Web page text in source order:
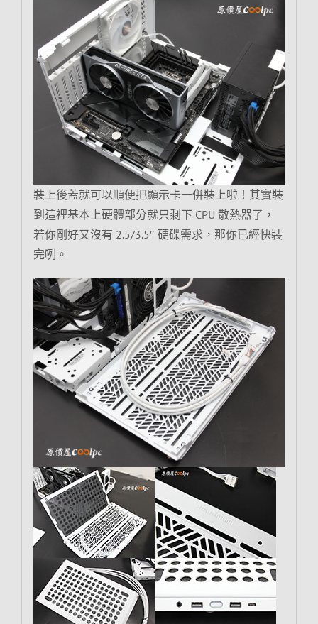
裝上後蓋就可以順便把顯示卡一併裝上啦！其實裝
到這裡基本上硬體部分就只剩下 CPU 散熱器了，
若你剛好又沒有 2.5/3.5″ 硬碟需求，那你已經快裝
完咧。